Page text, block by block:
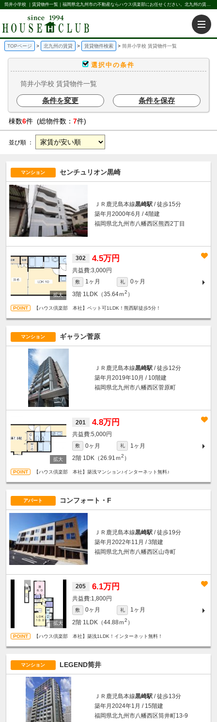
筒井小学校 ｜賃貸物件一覧｜福岡県北九州市の不動産ならハウス倶楽部にお任せください。北九州の賃貸・売買・不動産買取などを不動産に関することならなんでもお任せ。
TOPページ 北九州の賃貸 賃貸物件検索 筒井小学校 賃貸物件一覧
選択中の条件
筒井小学校 賃貸物件一覧
条件を変更 条件を保存
棟数6件 (総物件数： 7件)
並び順 ：
マンション センチュリオン黒崎
ＪＲ鹿児島本線黒崎駅 / 徒歩15分
築年月2000年6月 / 4階建
福岡県北九州市八幡西区熊西2丁目
302 4.5万円
3,000円
敷 1ヶ月 礼
0ヶ月
3階 1LDK（35.64ｍ2 ）
【ハウス倶楽部 本社】ペット可1LDK！熊西駅徒歩5分！
マンション ギャラン菅原
ＪＲ鹿児島本線黒崎駅 / 徒歩12分
築年月2019年10月 / 10階建
福岡県北九州市八幡西区菅原町
201 4.8万円
5,000円
敷 0ヶ月 礼
1ヶ月
2階 1DK（26.91ｍ2 ）
【ハウス倶楽部 本社】築浅マンション♪インターネット無料♪
アパート コンフォート・F
ＪＲ鹿児島本線黒崎駅 / 徒歩19分
築年月2022年11月 / 3階建
福岡県北九州市八幡西区山寺町
205 6.1万円
1,800円
敷 0ヶ月 礼
1ヶ月
2階 1LDK（44.88ｍ2 ）
【ハウス倶楽部 本社】築浅1LDK！インターネット無料！
マンション LEGEND筒井
ＪＲ鹿児島本線黒崎駅 / 徒歩13分
築年月2024年1月 / 15階建
福岡県北九州市八幡西区筒井町13-9